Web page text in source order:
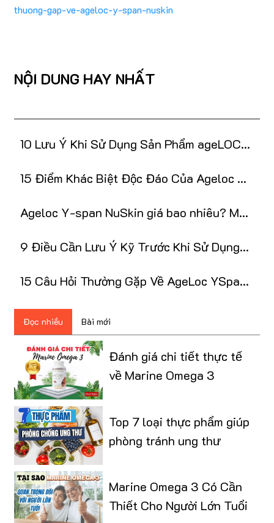
thuong-gap-ve-ageloc-y-span-nuskin
NỘI DUNG HAY NHẤT
10 Lưu Ý Khi Sử Dụng Sản Phẩm ageLOC
15 Điểm Khác Biệt Độc Đáo Của Ageloc Y-
Ageloc Y-span NuSkin giá bao nhiêu? Mua
9 Điều Cần Lưu Ý Kỹ Trước Khi Sử Dụng
15 Câu Hỏi Thường Gặp Về AgeLoc YSpan
Đọc nhiều Bài mới
Đánh giá chi tiết thực tế
về Marine Omega 3
Top 7 loại thực phẩm giúp
phòng tránh ung thư
Marine Omega 3 Có Cần
Thiết Cho Người Lớn Tuổi